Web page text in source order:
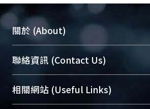
關於 (About)
臺大位居世界頂尖大學之列，為
展現本校豐碩的研究成果及學術
機構典藏（NTUR）與學術庫（AH
台，成為臺大學術典藏NTU
聯絡資訊 (Contact Us)
總館學科館員(Main Library)
醫學圖書館學科館員(Medical
相關網站 (Useful Links)